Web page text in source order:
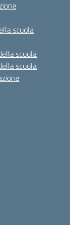
scuola
scuola
scuola